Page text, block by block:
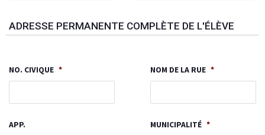
ADRESSE PERMANENTE COMPLÈTE DE L'ÉLÈVE
NO. CIVIQUE * NOM DE LA RUE *
APP. MUNICIPALITÉ *